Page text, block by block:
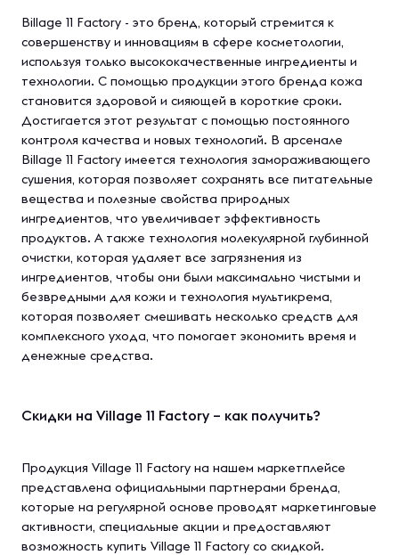
Вillage 11 Factory - это бренд, который стремится к
совершенству и инновациям в сфере косметологии,
используя только высококачественные ингредиенты и
технологии. С помощью продукции этого бренда кожа
становится здоровой и сияющей в короткие сроки.
Достигается этот результат с помощью постоянного
контроля качества и новых технологий. В арсенале
Вillage 11 Factory имеется технология замораживающего
сушения, которая позволяет сохранять все питательные
вещества и полезные свойства природных
ингредиентов, что увеличивает эффективность
продуктов. А также технология молекулярной глубинной
очистки, которая удаляет все загрязнения из
ингредиентов, чтобы они были максимально чистыми и
безвредными для кожи и технология мультикрема,
которая позволяет смешивать несколько средств для
комплексного ухода, что помогает экономить время и
денежные средства.
Скидки на Village 11 Factory – как получить?
Продукция Village 11 Factory на нашем маркетплейсе
представлена официальными партнерами бренда,
которые на регулярной основе проводят маркетинговые
активности, специальные акции и предоставляют
возможность купить Village 11 Factory со скидкой.